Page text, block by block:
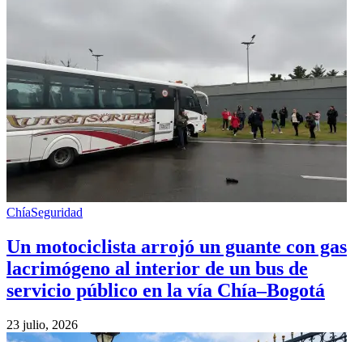
ChíaSeguridad
Un motociclista arrojó un guante con gas
lacrimógeno al interior de un bus de
servicio público en la vía Chía–Bogotá
23 julio, 2026